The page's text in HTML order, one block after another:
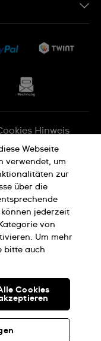
Hinweis
Impressum
SWISS
Webseite
verwendet, um
zur
über die
jederzeit
von
Um mehr
bitte auch
Cookies